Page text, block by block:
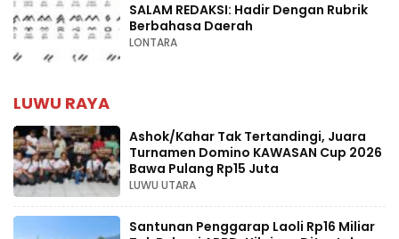
SALAM REDAKSI: Hadir Dengan Rubrik
Berbahasa Daerah
LONTARA
LUWU RAYA
Ashok/Kahar Tak Tertandingi, Juara
Turnamen Domino KAWASAN Cup 2026
Bawa Pulang Rp15 Juta
LUWU UTARA
Santunan Penggarap Laoli Rp16 Miliar